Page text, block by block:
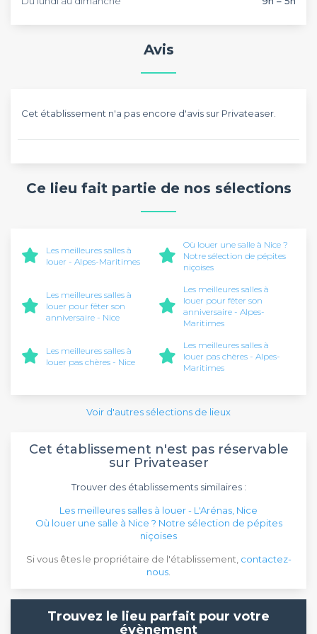
Avis
Cet établissement n'a pas encore d'avis sur Privateaser.
Ce lieu fait partie de nos sélections
Les meilleures salles à
louer - Alpes-Maritimes
Où louer une salle à Nice ?
Notre sélection de pépites
niçoises
Les meilleures salles à
louer pour fêter son
anniversaire - Nice
Les meilleures salles à
louer pour fêter son
anniversaire - Alpes-
Maritimes
Les meilleures salles à
louer pas chères - Nice
Les meilleures salles à
louer pas chères - Alpes-
Maritimes
Voir d'autres sélections de lieux
Cet établissement n'est pas réservable
sur Privateaser
Trouver des établissements similaires :
Les meilleures salles à louer - L'Arénas, Nice
Où louer une salle à Nice ? Notre sélection de pépites
niçoises
Si vous êtes le propriétaire de l'établissement, contactez-
nous
Trouvez le lieu parfait pour votre
évènement